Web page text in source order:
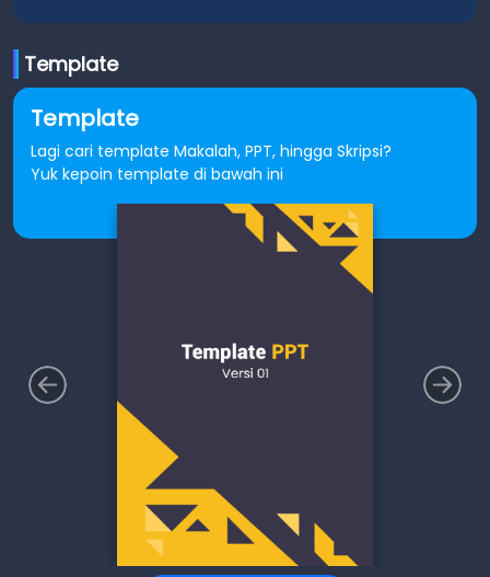
Template
Template
Lagi cari template Makalah, PPT, hingga Skripsi?
Yuk kepoin template di bawah ini